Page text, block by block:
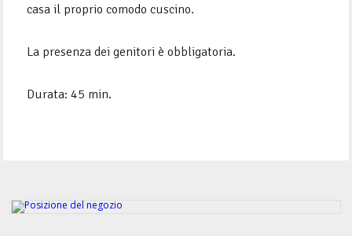
casa il proprio comodo cuscino.
La presenza dei genitori è obbligatoria.
Durata: 45 min.